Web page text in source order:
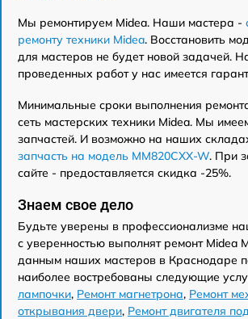
Мы ремонтируем Midea. Наши мастера -
ремонту техники Midea. Восстановить
для мастеров не будет новой задачей.
проведенных работ у нас имеется
Минимальные сроки выполнения
сеть мастерских техники Midea. Мы
запчастей. И возможно на наших
запчасть на модель MM820CXX-W. При
сайте - предоставляется скидка -25%.
Знаем свое дело
Будьте уверены в профессионализме
с уверенностью выполнят ремонт Midea
данным наших мастеров в Краснодаре
наиболее востребованы следующие
лампочки, Ремонт магнетрона, Ремонт
открывания двери, Ремонт двигателя